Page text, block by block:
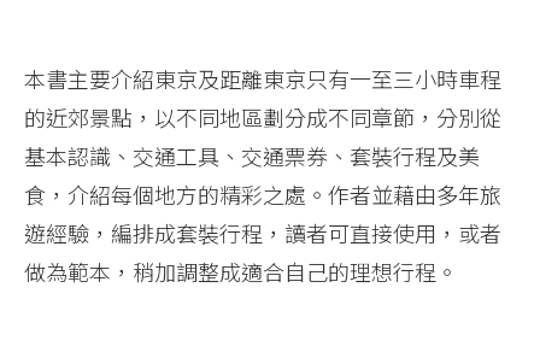
本書主要介紹東京及距離東京只有一至三小時車程
的近郊景點，以不同地區劃分成不同章節，分別從
基本認識、交通工具、交通票券、套裝行程及美
食，介紹每個地方的精彩之處。作者並藉由多年旅
遊經驗，編排成套裝行程，讀者可直接使用，或者
做為範本，稍加調整成適合自己的理想行程。